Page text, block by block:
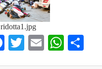
ridotta1.jpg
Facebook
TwitterEmail